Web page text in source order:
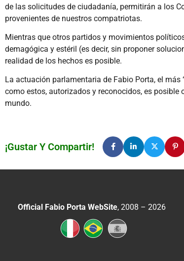
de las solicitudes de ciudadanía, permitirán a los
provenientes de nuestros compatriotas.
Mientras que otros partidos y movimientos
demagógica y estéril (es decir, sin proponer
realidad de los hechos es posible.
La actuación parlamentaria de Fabio Porta, el
como estos, autorizados y reconocidos, es posible
mundo.
¡Gustar Y Compartir!
Official Fabio Porta WebSite, 2008 – 2026